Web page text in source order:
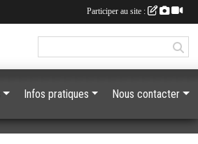
Infos pratiques Nous contacter
Participer au site :